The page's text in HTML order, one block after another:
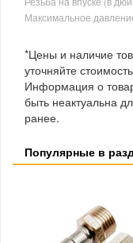
Максимальное
*Цены и наличие
уточняйте
Информация о
быть неактуальна
ранее.
Популярные в